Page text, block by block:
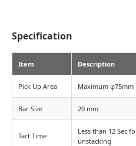
Specification
Item Description
Pick Up Area Maximum φ75mm
Bar Size 20 mm
Tact Time
Less than 12 Sec
unstacking